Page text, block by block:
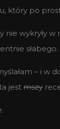
który po
nie wykryły
słabego.
– i w
jest mszy